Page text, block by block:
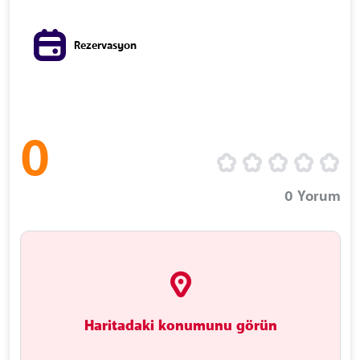
Rezervasyon
0
0 Yorum
Haritadaki konumunu görün